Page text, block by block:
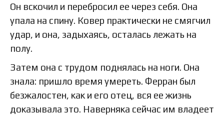
Он вскочил и перебросил ее через себя. Она
упала на спину. Ковер практически не смягчил
удар, и она, задыхаясь, осталась лежать на
полу.
Затем она с трудом поднялась на ноги. Она
знала: пришло время умереть. Ферран был
безжалостен, как и его отец, вся ее жизнь
доказывала это. Наверняка сейчас им владеет